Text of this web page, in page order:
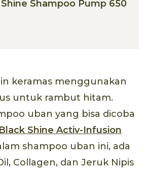
Shampoo Pump 650
keramas menggunakan
untuk rambut hitam.
uban yang bisa dicoba
Shine Activ-Infusion
shampoo uban ini, ada
Collagen, dan Jeruk Nipis